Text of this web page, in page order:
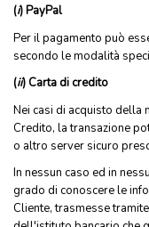
(i) PayPal
Per il pagamento può
secondo le modalità
(ii) Carta di credito
Nei casi di acquisto della
Credito, la transazione
o altro server sicuro
In nessun caso ed in
grado di conoscere le
Cliente, trasmesse